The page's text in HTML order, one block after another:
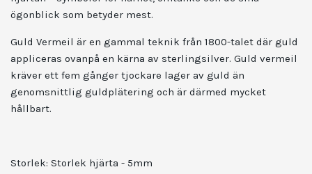
ögonblick som betyder mest.
Guld Vermeil är en gammal teknik från 1800-talet där guld
appliceras ovanpå en kärna av sterlingsilver. Guld vermeil
kräver ett fem gånger tjockare lager av guld än
genomsnittlig guldplätering och är därmed mycket
hållbart.
Storlek: Storlek hjärta - 5mm